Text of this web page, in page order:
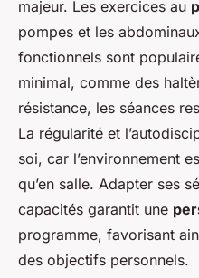
majeur. Les exercices au
pompes et les
fonctionnels sont
minimal, comme des
résistance, les séances
La régularité et
soi, car l’environnement
qu’en salle. Adapter ses
capacités garantit une
programme, favorisant
des objectifs personnels.